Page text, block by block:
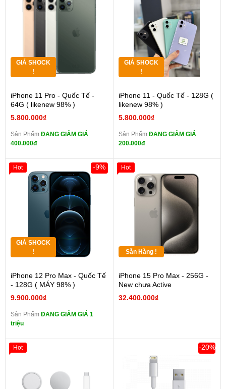
GIÁ SHOCK
!
iPhone 11 Pro - Quốc Tế -
64G ( likenew 98% )
5.800.000₫
Sản Phẩm ĐANG GIẢM GIÁ
400.000đ
GIÁ SHOCK
!
iPhone 11 - Quốc Tế - 128G (
likenew 98% )
5.800.000₫
Sản Phẩm ĐANG GIẢM GIÁ
200.000đ
GIÁ SHOCK
!
iPhone 12 Pro Max - Quốc Tế
- 128G ( MÁY 98% )
9.900.000₫
-9%
Sản Phẩm ĐANG GIẢM GIÁ 1
triệu
Hot
Sẵn Hàng !
iPhone 15 Pro Max - 256G -
New chưa Active
32.400.000₫
Hot
Hot -20%